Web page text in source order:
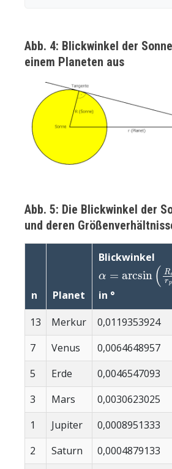
Abb. 4: Blickwinkel der
einem Planeten aus
Abb. 5: Die Blickwinkel der
und deren
n Planet
Blickwinkel
arcsin R sr
in °
13
Merkur 0,0119353924
7
Venus 0,0064648957
5
Erde 0,0046547093
3
Mars 0,0030623025
1
Jupiter 0,0008951333
2
Saturn 0,0004879133